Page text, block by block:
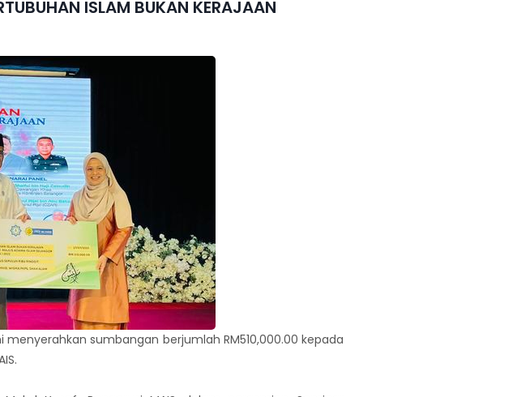
ISLAM BUKAN KERAJAAN
menyerahkan sumbangan berjumlah RM510,000.00 kepada